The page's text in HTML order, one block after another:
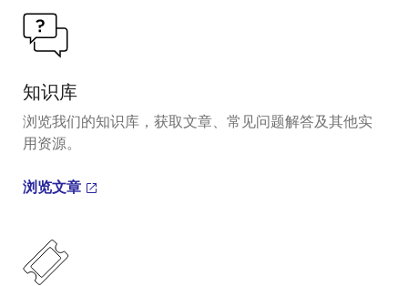
知识库
浏览我们的知识库，获取文章、常见问题解答及其他实
用资源。
浏览文章